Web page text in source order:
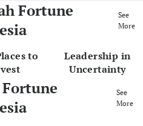
Fortune
See
More
to
Leadership in
Uncertainty
See
More